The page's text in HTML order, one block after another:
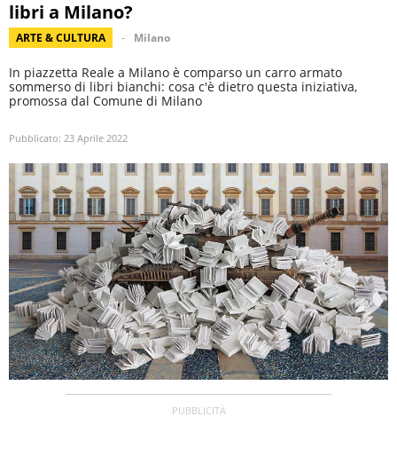
libri a Milano?
ARTE & CULTURA Milano
In piazzetta Reale a Milano è comparso un carro armato
sommerso di libri bianchi: cosa c'è dietro questa iniziativa,
promossa dal Comune di Milano
Pubblicato: 23 Aprile 2022